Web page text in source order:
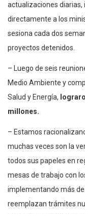
actualizaciones
directamente a los
sesiona cada dos
proyectos detenidos.
– Luego de seis
Medio Ambiente y
Salud y Energía,
millones.
– Estamos
muchas veces son la
todos sus papeles en
mesas de trabajo con
implementando más
reemplazan trámites